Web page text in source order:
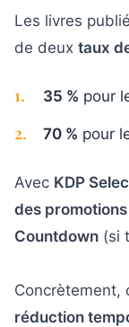
Les livres
de deux taux
1. 35 % pour
2. 70 % pour
Avec KDP
des promotions
Countdown (si
Concrètement,
réduction